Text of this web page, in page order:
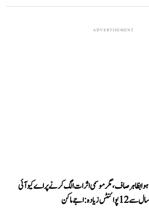
ADVERTISEMENT
ہوا بظاہر صاف، مگر موسمی اثرات الگ کرنے پر اے کیو آئی
زیادہ: اجے ماکن